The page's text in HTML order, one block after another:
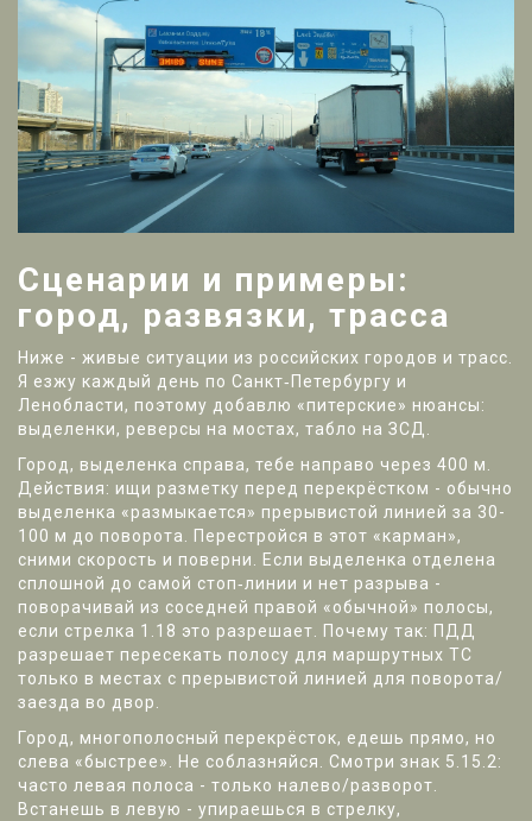
Сценарии и примеры:
город, развязки, трасса
Ниже - живые ситуации из российских городов и трасс.
Я езжу каждый день по Санкт‑Петербургу и
Ленобласти, поэтому добавлю «питерские» нюансы:
выделенки, реверсы на мостах, табло на ЗСД.
Город, выделенка справа, тебе направо через 400 м.
Действия: ищи разметку перед перекрёстком - обычно
выделенка «размыкается» прерывистой линией за 30-
100 м до поворота. Перестройся в этот «карман»,
сними скорость и поверни. Если выделенка отделена
сплошной до самой стоп‑линии и нет разрыва -
поворачивай из соседней правой «обычной» полосы,
если стрелка 1.18 это разрешает. Почему так: ПДД
разрешает пересекать полосу для маршрутных ТС
только в местах с прерывистой линией для поворота/
заезда во двор.
Город, многополосный перекрёсток, едешь прямо, но
слева «быстрее». Не соблазняйся. Смотри знак 5.15.2:
часто левая полоса - только налево/разворот.
Встанешь в левую - упираешься в стрелку,